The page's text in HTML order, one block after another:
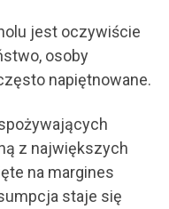
jest oczywiście
osoby
napiętnowane.
z największych
na margines
staje się